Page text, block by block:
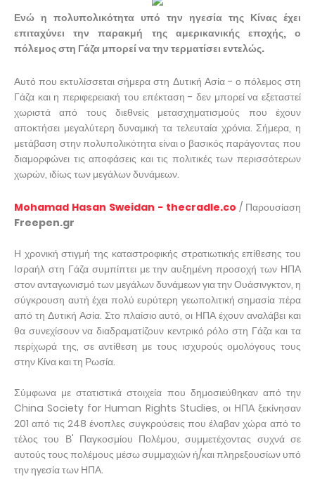
Ενώ η πολυπολικότητα υπό την ηγεσία της Κίνας έχει
επιταχύνει την παρακμή της αμερικανικής εποχής, ο
πόλεμος στη Γάζα μπορεί να την τερματίσει εντελώς.
Αυτό που εκτυλίσσεται σήμερα στη Δυτική Ασία - ο πόλεμος στη
Γάζα και η περιφερειακή του επέκταση - δεν μπορεί να εξεταστεί
χωριστά από τους διεθνείς μετασχηματισμούς που έχουν
αποκτήσει μεγαλύτερη δυναμική τα τελευταία χρόνια. Σήμερα, η
μετάβαση στην πολυπολικότητα είναι ο βασικός παράγοντας που
διαμορφώνει τις αποφάσεις και τις πολιτικές των περισσότερων
χωρών, ιδίως των μεγάλων δυνάμεων.
Mohamad Hasan Sweidan - thecradle.co / Παρουσίαση
Freepen.gr
Η χρονική στιγμή της καταστροφικής στρατιωτικής επίθεσης του
Ισραήλ στη Γάζα συμπίπτει με την αυξημένη προσοχή των ΗΠΑ
στον ανταγωνισμό των μεγάλων δυνάμεων για την Ουάσινγκτον, η
σύγκρουση αυτή έχει πολύ ευρύτερη γεωπολιτική σημασία πέρα
από τη Δυτική Ασία. Στο πλαίσιο αυτό, οι ΗΠΑ έχουν αναλάβει και
θα συνεχίσουν να διαδραματίζουν κεντρικό ρόλο στη Γάζα και τα
περίχωρά της, σε αντίθεση με τους ισχυρούς ομολόγους τους
στην Κίνα και τη Ρωσία.
Σύμφωνα με στατιστικά στοιχεία που δημοσιεύθηκαν από την
China Society for Human Rights Studies, οι ΗΠΑ ξεκίνησαν
201 από τις 248 ένοπλες συγκρούσεις που έλαβαν χώρα από το
τέλος του Β' Παγκοσμίου Πολέμου, συμμετέχοντας συχνά σε
αυτούς τους πολέμους μέσω συμμαχιών ή/και πληρεξουσίων υπό
την ηγεσία των ΗΠΑ.